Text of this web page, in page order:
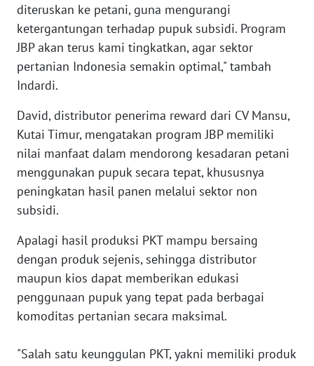
diteruskan ke petani, guna mengurangi
ketergantungan terhadap pupuk subsidi. Program
JBP akan terus kami tingkatkan, agar sektor
pertanian Indonesia semakin optimal," tambah
Indardi.
David, distributor penerima reward dari CV Mansu,
Kutai Timur, mengatakan program JBP memiliki
nilai manfaat dalam mendorong kesadaran petani
menggunakan pupuk secara tepat, khususnya
peningkatan hasil panen melalui sektor non
subsidi.
Apalagi hasil produksi PKT mampu bersaing
dengan produk sejenis, sehingga distributor
maupun kios dapat memberikan edukasi
penggunaan pupuk yang tepat pada berbagai
komoditas pertanian secara maksimal.
"Salah satu keunggulan PKT, yakni memiliki produk
WN
JATENG
WN
WN
JOGJA
WN
JATIM
WN
WN
KALBAR
KALTENG